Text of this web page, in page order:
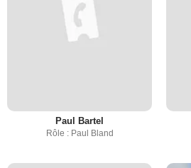
Paul Bartel
Rôle : Paul Bland